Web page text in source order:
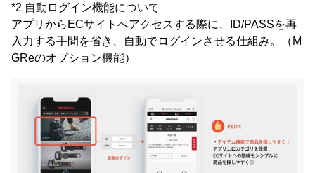
*2 自動ログイン機能について
アプリからECサイトへアクセスする際に、ID/PASSを再
⼊⼒する⼿間を省き、⾃動でログインさせる仕組み。（M
GReのオプション機能）